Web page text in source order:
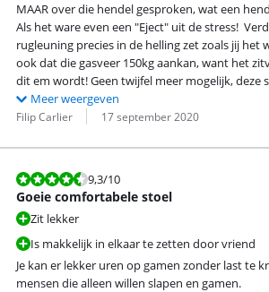
MAAR over die hendel gesproken, wat een
Als het ware even een "Eject" uit de stress!
rugleuning precies in de helling zet zoals jij het
ook dat die gasveer 150kg aankan, want het
dit em wordt! Geen twijfel meer mogelijk,
Meer weergeven
Beoordeling door:
Filip Carlier
Datum: 17 september 2020
Beoordeling is 9,3 van de 10.
9,3/10
Goeie comfortabele stoel
Zit lekker
Is makkelijk in elkaar te zetten door vriend
Je kan er lekker uren op gamen zonder last te
mensen die alleen willen slapen en gamen.